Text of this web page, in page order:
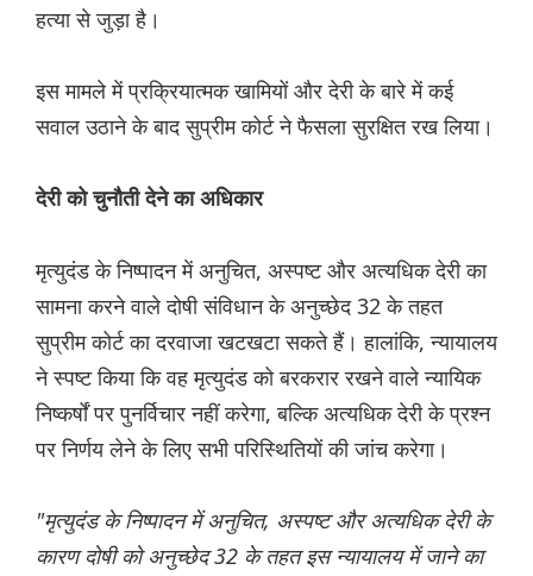
हत्या से जुड़ा है।
इस मामले में प्रक्रियात्मक खामियों और देरी के बारे में कई
सवाल उठाने के बाद सुप्रीम कोर्ट ने फैसला सुरक्षित रख लिया।
देरी को चुनौती देने का अधिकार
मृत्युदंड के निष्पादन में अनुचित, अस्पष्ट और अत्यधिक देरी का
सामना करने वाले दोषी संविधान के अनुच्छेद 32 के तहत
सुप्रीम कोर्ट का दरवाजा खटखटा सकते हैं। हालांकि, न्यायालय
ने स्पष्ट किया कि वह मृत्युदंड को बरकरार रखने वाले न्यायिक
निष्कर्षों पर पुनर्विचार नहीं करेगा, बल्कि अत्यधिक देरी के प्रश्न
पर निर्णय लेने के लिए सभी परिस्थितियों की जांच करेगा।
"मृत्युदंड के निष्पादन में अनुचित, अस्पष्ट और अत्यधिक देरी के
कारण दोषी को अनुच्छेद 32 के तहत इस न्यायालय में जाने का